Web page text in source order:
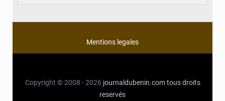
Mentions legales
Copyright © 2008 - 2026 journaldubenin.com tous droits
reservés